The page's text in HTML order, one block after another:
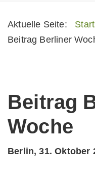
Aktuelle Seite:
Beitrag Berliner
Beitrag
Woche
Berlin, 31. Oktober